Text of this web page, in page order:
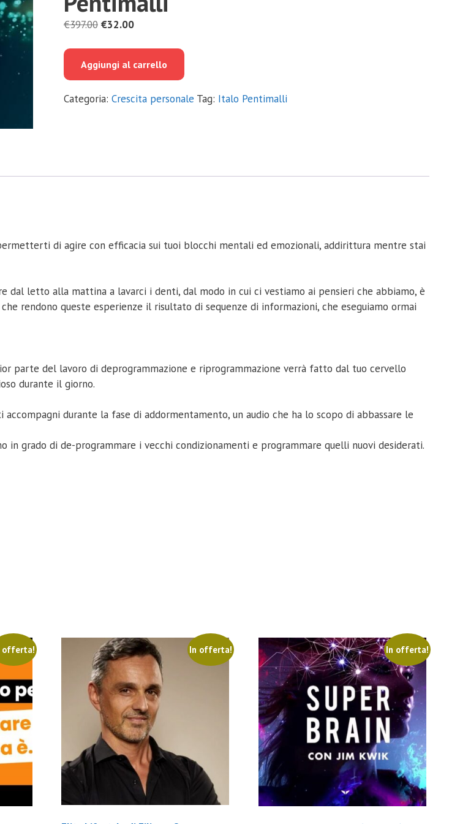
€397.00 Il
era:
€32.00Il
è:
Aggiungi al carrello
Categoria: Crescita personale Tag: Italo Pentimalli
di agire con efficacia sui tuoi blocchi mentali ed emozionali, addirittura mentre stai
dal letto alla mattina a lavarci i denti, dal modo in cui ci vestiamo ai pensieri che abbiamo, è
rendono queste esperienze il risultato di sequenze di informazioni, che eseguiamo ormai
parte del lavoro di deprogrammazione e riprogrammazione verrà fatto dal tuo cervello
durante il giorno.
durante la fase di addormentamento, un audio che ha lo scopo di abbassare le
grado di de-programmare i vecchi condizionamenti e programmare quelli nuovi desiderati.
offerta! In offerta! In offerta!